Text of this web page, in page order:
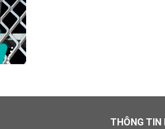
THÔNG TIN